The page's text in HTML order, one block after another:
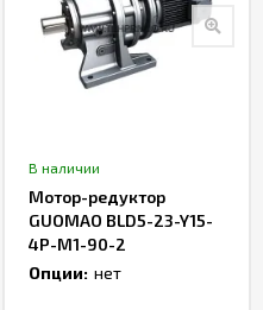
В наличии
Мотор-редуктор
GUOMAO BLD5-23-Y15-
4P-M1-90-2
Опции: нет